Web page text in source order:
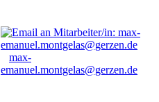
max-
emanuel.montgelas@gerzen.de